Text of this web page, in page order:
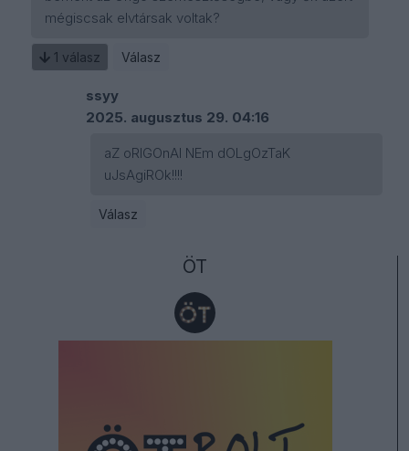
mégiscsak elvtársak voltak?
1 válasz Válasz
ssyy
2025. augusztus 29. 04:16
aZ oRIGOnAl NEm dOLgOzTaK
uJsAgiROk!!!!
Válasz
ÖT